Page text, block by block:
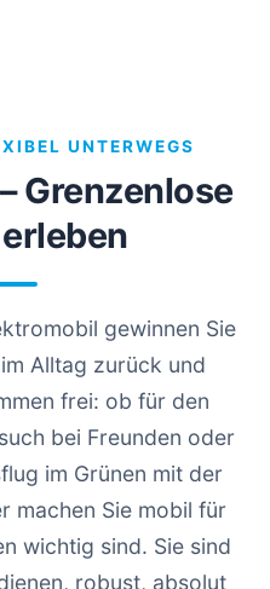
UNTERWEGS
Grenzenlose
gewinnen Sie
Alltag zurück und
frei: ob für den
bei Freunden oder
im Grünen mit der
machen Sie mobil für
wichtig sind. Sie sind
robust, absolut